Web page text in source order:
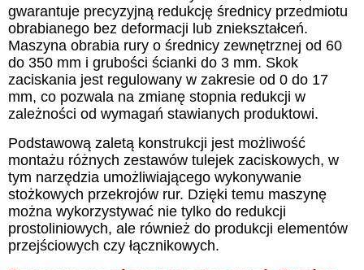
gwarantuje precyzyjną redukcję średnicy przedmiotu
obrabianego bez deformacji lub zniekształceń.
Maszyna obrabia rury o średnicy zewnętrznej od 60
do 350 mm i grubości ścianki do 3 mm. Skok
zaciskania jest regulowany w zakresie od 0 do 17
mm, co pozwala na zmianę stopnia redukcji w
zależności od wymagań stawianych produktowi.
Podstawową zaletą konstrukcji jest możliwość
montażu różnych zestawów tulejek zaciskowych, w
tym narzędzia umożliwiającego wykonywanie
stożkowych przekrojów rur. Dzięki temu maszynę
można wykorzystywać nie tylko do redukcji
prostoliniowych, ale również do produkcji elementów
przejściowych czy łącznikowych.